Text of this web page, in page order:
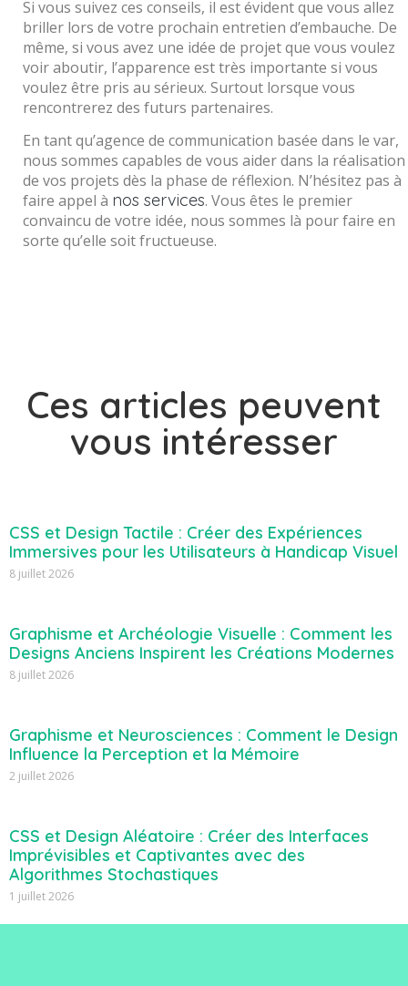
Si vous suivez ces conseils, il est évident que vous allez
briller lors de votre prochain entretien d’embauche. De
même, si vous avez une idée de projet que vous voulez
voir aboutir, l’apparence est très importante si vous
voulez être pris au sérieux. Surtout lorsque vous
rencontrerez des futurs partenaires.
En tant qu’agence de communication basée dans le var,
nous sommes capables de vous aider dans la réalisation
de vos projets dès la phase de réflexion. N’hésitez pas à
faire appel à nos services. Vous êtes le premier
convaincu de votre idée, nous sommes là pour faire en
sorte qu’elle soit fructueuse.
Ces articles peuvent
vous intéresser
CSS et Design Tactile : Créer des Expériences
Immersives pour les Utilisateurs à Handicap Visuel
8 juillet 2026
Graphisme et Archéologie Visuelle : Comment les
Designs Anciens Inspirent les Créations Modernes
8 juillet 2026
Graphisme et Neurosciences : Comment le Design
Influence la Perception et la Mémoire
2 juillet 2026
CSS et Design Aléatoire : Créer des Interfaces
Imprévisibles et Captivantes avec des
Algorithmes Stochastiques
1 juillet 2026